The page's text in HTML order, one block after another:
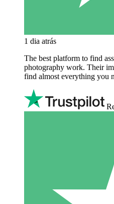
1 dia atrás
The best platform to find
photography work. Their
find almost everything you